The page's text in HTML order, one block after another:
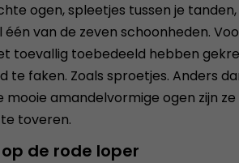
ogen, spleetjes tussen je
van de zeven schoonheden.
toevallig toebedeeld hebben
te faken. Zoals sproetjes. Anders
mooie amandelvormige ogen zijn
toveren.
de rode loper